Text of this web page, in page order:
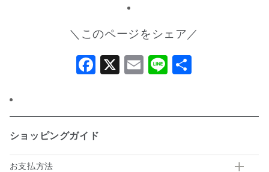
＼このページをシェア／
Facebook
X Email
Line
ショッピングガイド
お支払方法